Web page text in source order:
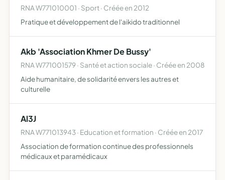
RNA W771010001 · Sport · Créée en 2012
Pratique et développement de l'aikido traditionnel
Akb 'Association Khmer De Bussy'
RNA W771001579 · Santé et action sociale · Créée en 2008
Aide humanitaire, de solidarité envers les autres et
culturelle
Al3J
RNA W771013943 · Education et formation · Créée en 2017
Association de formation continue des professionnels
médicaux et paramédicaux